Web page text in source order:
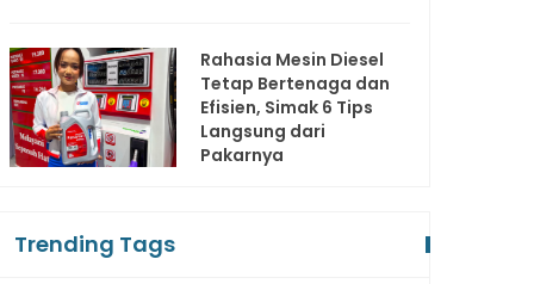
Rahasia Mesin Diesel
Tetap Bertenaga dan
Efisien, Simak 6 Tips
Langsung dari
Pakarnya
Trending Tags